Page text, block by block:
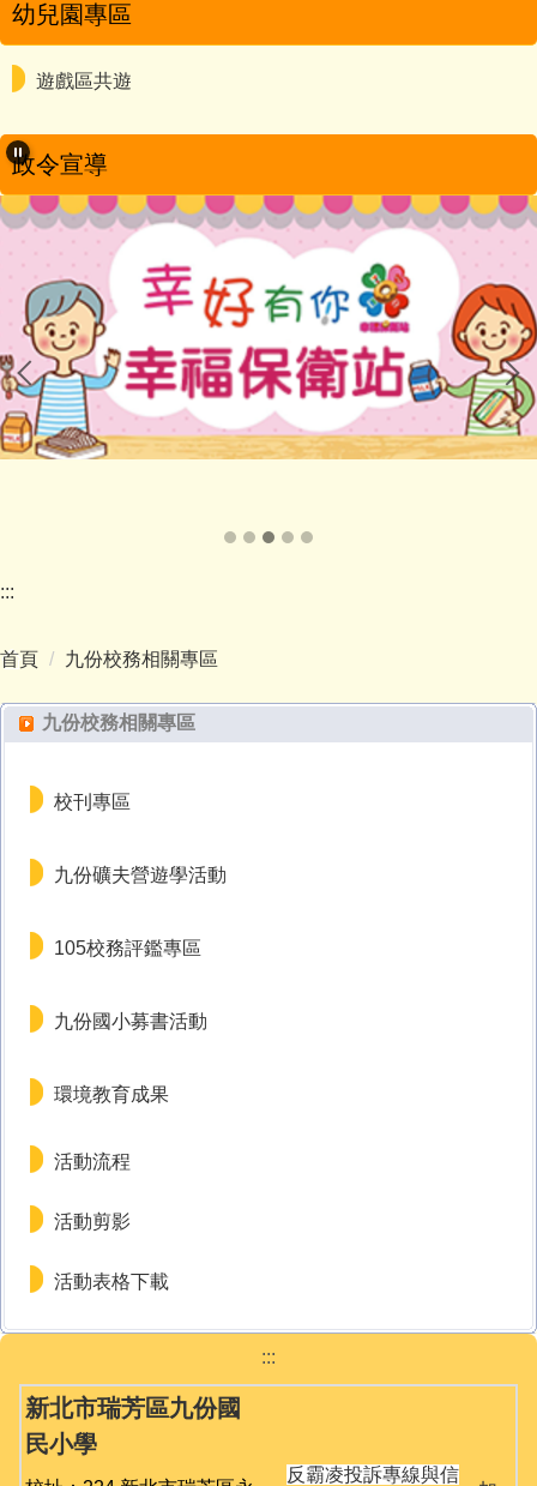
幼兒園專區
遊戲區共遊
政令宣導
:::
首頁 九份校務相關專區
九份校務相關專區
校刊專區
九份礦夫營遊學活動
105校務評鑑專區
九份國小募書活動
環境教育成果
活動流程
活動剪影
活動表格下載
:::
新北市瑞芳區九份國
民小學
反霸凌投訴專線與信